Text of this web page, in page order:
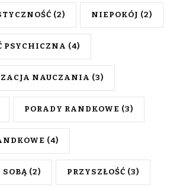
(2) NIEPOKÓJ (2)
PSYCHICZNA (4)
NAUCZANIA (3)
PORADY RANDKOWE (3)
(4)
SOBĄ (2) PRZYSZŁOŚĆ (3)